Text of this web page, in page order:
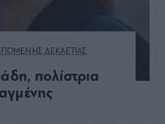
ΔΕΚΑΕΤΙΑΣ
πολίστρια